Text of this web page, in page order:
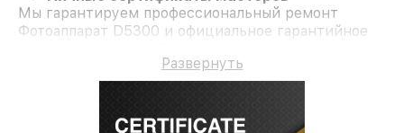
Мы гарантируем профессиональный ремонт
Фотоаппарат D5300 и официальное гарантийное
Развернуть